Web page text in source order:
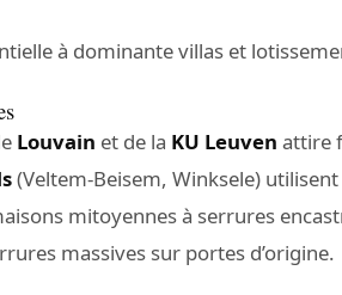
à dominante villas et
Louvain et de la KU Leuven attire
(Veltem-Beisem, Winksele)
mitoyennes à serrures
massives sur portes d’origine.